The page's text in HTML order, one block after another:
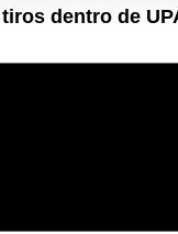
dentro de